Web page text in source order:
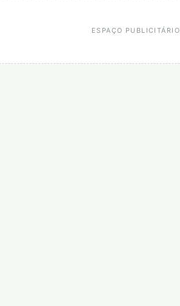
ESPAÇO PUBLICITÁRIO